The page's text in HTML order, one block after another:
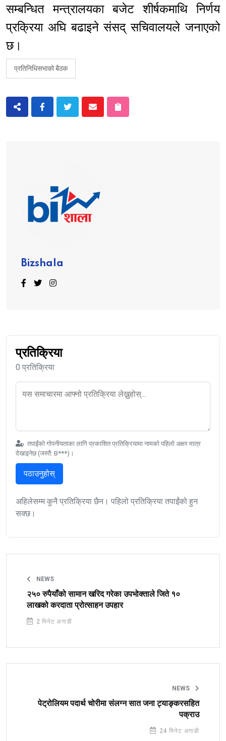
सम्बन्धित मन्त्रालयका बजेट शीर्षकमाथि निर्णय
प्रक्रिया अघि बढाइने संसद् सचिवालयले जनाएको
छ।
प्रतिनिधिसभाको बैठक
Bizshala
प्रतिक्रिया
0 प्रतिक्रिया
तपाईंको गोपनीयताका लागि प्रकाशित प्रतिक्रियामा नामको पहिलो अक्षर मात्र
देखाइनेछ (जस्तै: B***)।
पठाउनुहोस्
अहिलेसम्म कुनै प्रतिक्रिया छैन। पहिलो प्रतिक्रिया तपाईंको हुन
सक्छ।
NEWS
२५० रुपैयाँको सामान खरिद गरेका उपभोक्ताले जिते १०
लाखको करदाता प्रोत्साहन उपहार
2 मिनेट अगाडी
NEWS
पेट्रोलियम पदार्थ चोरीमा संलग्न सात जना ट्याङ्करसहित
पक्राउ
24 मिनेट अगाडी